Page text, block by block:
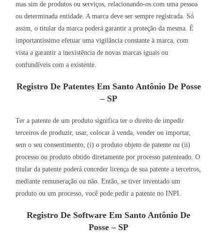
mas sim de produtos ou serviços, relacionando-os com uma pessoa
ou determinada entidade. A marca deve ser sempre registrada. Só
assim, o titular da marca poderá garantir a proteção da mesma. É
importantíssimo efetuar uma vigilância constante à marca, com
vista a garantir a inexistência de novas marcas iguais ou
confundíveis com a existente.
Registro De Patentes Em Santo Antônio De Posse
– SP
Ter a patente de um produto significa ter o direito de impedir
terceiros de produzir, usar, colocar à venda, vender ou importar,
sem o seu consentimento, (i) o produto objeto de patente ou (ii)
processo ou produto obtido diretamente por processo patenteado. O
titular da patente poderá conceder licença de sua patente a terceiros,
mediante remuneração ou não. Então, se tiver inventado um
produto ou um processo, você pode pedir a patente no INPI.
Registro De Software Em Santo Antônio De
Posse – SP